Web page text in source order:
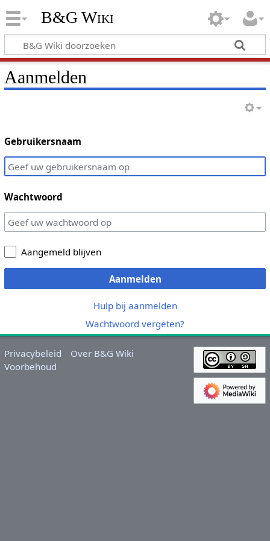
B&G Wiki
Aanmelden
Gebruikersnaam
Wachtwoord
Aangemeld blijven
Aanmelden
Hulp bij aanmelden
Wachtwoord vergeten?
Privacybeleid
Over B&G Wiki
Voorbehoud